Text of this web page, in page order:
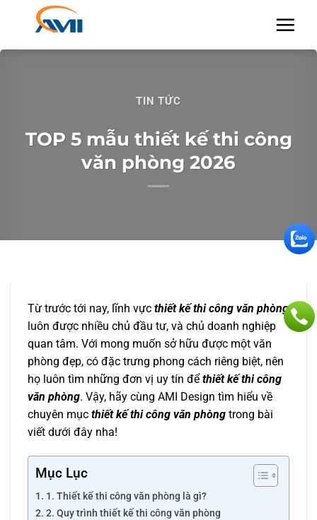
TIN TỨC
TOP 5 mẫu thiết kế thi công
văn phòng 2026
Từ trước tới nay, lĩnh vực thiết kế thi công văn phòng
luôn được nhiều chủ đầu tư, và chủ doanh nghiệp
quan tâm. Với mong muốn sở hữu được một văn
phòng đẹp, có đặc trưng phong cách riêng biệt, nên
họ luôn tìm những đơn vị uy tín đểthiết kế thi công
văn phòng. Vậy, hãy cùng AMI Design tìm hiểu về
chuyên mục thiết kế thi công văn phòng trong bài
viết dưới đây nha!
Mục Lục
1. Thiết kế thi công văn phòng là gì?
2. Quy trình thiết kế thi công văn phòng